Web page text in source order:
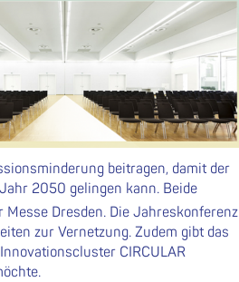
beitragen, damit der
2050 gelingen kann. Beide
Messe Dresden. Die Jahreskonferenz
zur Vernetzung. Zudem gibt das
CIRCULAR